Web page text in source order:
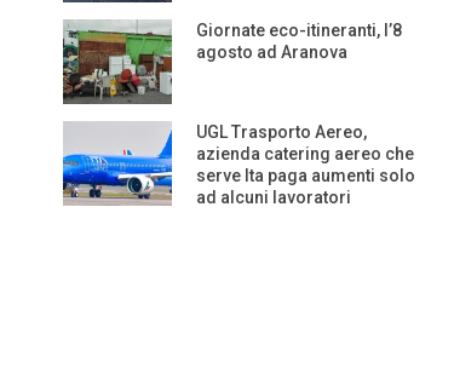
Giornate eco-itineranti, l’8
agosto ad Aranova
UGL Trasporto Aereo,
azienda catering aereo che
serve Ita paga aumenti solo
ad alcuni lavoratori